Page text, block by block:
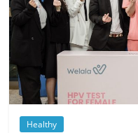
Healthy